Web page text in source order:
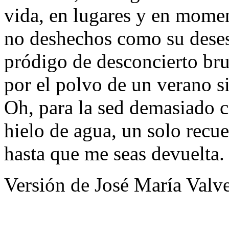
vida, en lugares y en
no deshechos como su
pródigo de desconcierto
por el polvo de un verano
Oh, para la sed demasiado
hielo de agua, un solo
hasta que me seas devuelta.
Versión de José María